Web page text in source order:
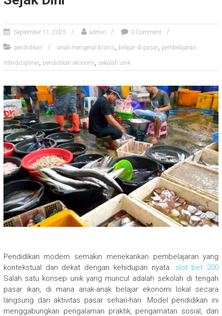
September 11, 2025 admin 0 Comment
pendidikan anak mengenal bisnis, belajar di pasar, pembelajaran
interdisipliner, pendidikan ekonomi, sekolah unik
Pendidikan modern semakin menekankan pembelajaran yang
kontekstual dan dekat dengan kehidupan nyata. slot bet 200
Salah satu konsep unik yang muncul adalah sekolah di tengah
pasar ikan, di mana anak-anak belajar ekonomi lokal secara
langsung dari aktivitas pasar sehari-hari. Model pendidikan ini
menggabungkan pengalaman praktik, pengamatan sosial, dan